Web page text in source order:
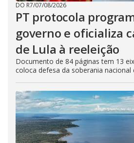
DO R7/07/08/2026
PT protocola
governo e oficializa
de Lula à reeleição
Documento de 84 páginas tem 13
coloca defesa da soberania nacional